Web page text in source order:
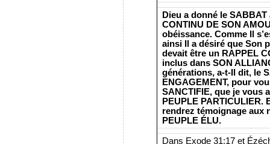
Dieu a donné le
CONTINU DE SON
obéissance. Comme Il
ainsi Il a désiré que Son
devait être un RAPPEL
inclus dans SON
générations, a-t-Il dit, le
ENGAGEMENT, pour
SANCTIFIE, que je vous
PEUPLE PARTICULIER.
rendrez témoignage aux
PEUPLE ÉLU.
Dans Exode 31:17 et